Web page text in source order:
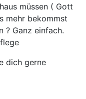
müssen ( Gott
mehr bekommst
? Ganz einfach.
dich gerne